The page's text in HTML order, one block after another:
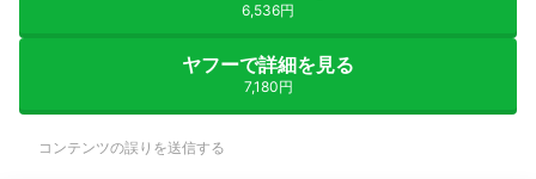
6,536円
ヤフーで詳細を見る
7,180円
コンテンツの誤りを送信する